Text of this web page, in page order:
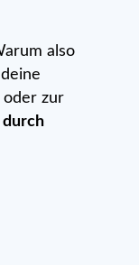
also
oder zur
durch